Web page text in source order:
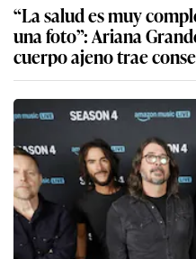
“La salud es muy
una foto”: Ariana
cuerpo ajeno trae